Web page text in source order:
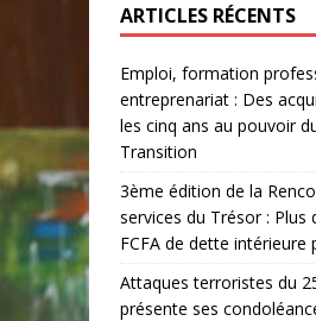
ARTICLES RÉCENTS
Emploi, formation
entreprenariat : Des
les cinq ans au pouvoir
Transition
3ème édition de la
services du Trésor : Plus
FCFA de dette intérieure
Attaques terroristes du
présente ses